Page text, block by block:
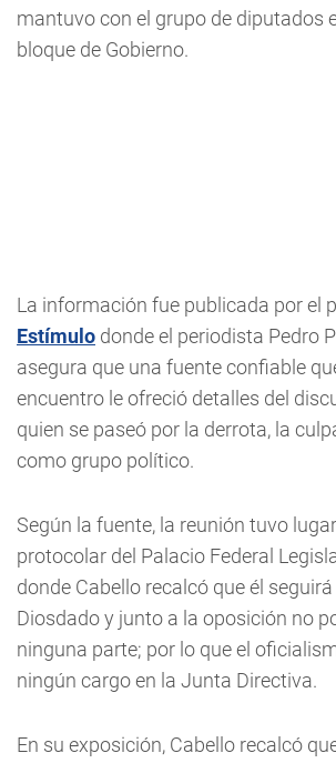
mantuvo con el grupo de diputados
bloque de Gobierno.
La información fue publicada por el
Estímulo donde el periodista Pedro
asegura que una fuente confiable
encuentro le ofreció detalles del
quien se paseó por la derrota, la
como grupo político.
Según la fuente, la reunión tuvo
protocolar del Palacio Federal
donde Cabello recalcó que él
Diosdado y junto a la oposición no
ninguna parte; por lo que el
ningún cargo en la Junta Directiva.
En su exposición, Cabello recalcó